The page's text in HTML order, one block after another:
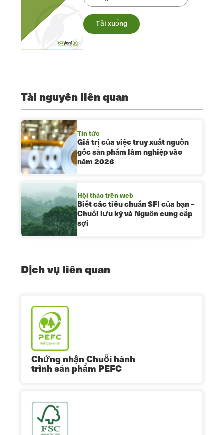
Tải xuống
Tài nguyên liên quan
Tin tức
Giá trị của việc truy xuất nguồn
gốc sản phẩm lâm nghiệp vào
năm 2026
Hội thảo trên web
Biết các tiêu chuẩn SFI của bạn –
Chuỗi lưu ký và Nguồn cung cấp
sợi
Dịch vụ liên quan
Chứng nhận Chuỗi hành
trình sản phẩm PEFC